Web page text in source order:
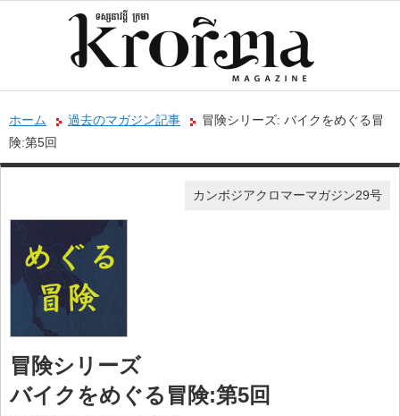
ホーム 過去のマガジン記事
冒険シリーズ: バイクをめぐる冒
険:第5回
カンボジアクロマーマガジン29号
冒険シリーズ
バイクをめぐる冒険:第5回